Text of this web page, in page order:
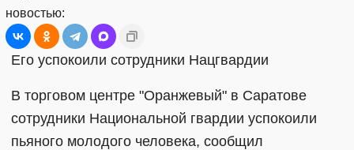
новостью:
Его успокоили сотрудники Нацгвардии
В торговом центре "Оранжевый" в Саратове
сотрудники Национальной гвардии успокоили
пьяного молодого человека, сообщил